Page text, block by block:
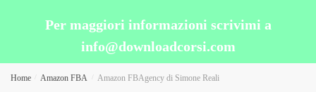
Per maggiori informazioni scrivimi a
info@downloadcorsi.com
Home Amazon FBA Amazon FBAgency di Simone Reali